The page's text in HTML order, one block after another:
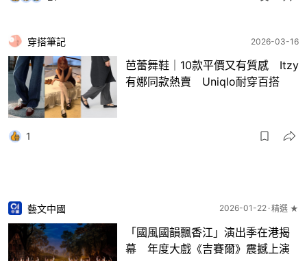
穿搭筆記 2026-03-16
芭蕾舞鞋｜10款平價又有質感 Itzy
有娜同款熱賣 Uniqlo耐穿百搭
1
藝文中國 2026-01-22 精選 ★
「國風國韻飄香江」演出季在港揭
幕 年度大戲《吉賽爾》震撼上演